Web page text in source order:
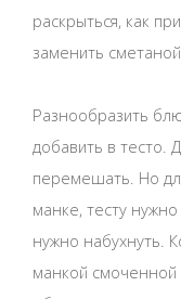
раскрыться, как
заменить сметаной.
Разнообразить
добавить в тесто.
перемешать. Но
манке, тесту
нужно набухнуть.
манкой смоченной